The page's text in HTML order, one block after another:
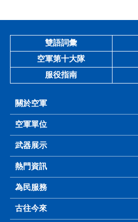
雙語詞彙
空軍第十大隊
服役指南
關於空軍
空軍單位
武器展示
熱門資訊
為民服務
古往今來